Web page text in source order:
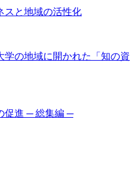
スと地域の活性化
学の地域に開かれた「知の資
促進 ─ 総集編 ─